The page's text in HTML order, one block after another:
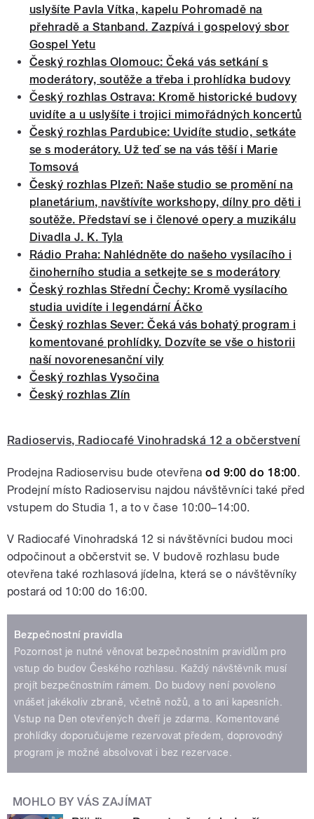
uslyšíte Pavla Vítka, kapelu Pohromadě na
přehradě a Stanband. Zazpívá i gospelový sbor
Gospel Yetu
Český rozhlas Olomouc: Čeká vás setkání s
moderátory, soutěže a třeba i prohlídka budovy
Český rozhlas Ostrava: Kromě historické budovy
uvidíte a u uslyšíte i trojici mimořádných koncertů
Český rozhlas Pardubice: Uvidíte studio, setkáte
se s moderátory. Už teď se na vás těší i Marie
Tomsová
Český rozhlas Plzeň: Naše studio se promění na
planetárium, navštívíte workshopy, dílny pro děti i
soutěže. Představí se i členové opery a muzikálu
Divadla J. K. Tyla
Rádio Praha: Nahlédněte do našeho vysílacího i
činoherního studia a setkejte se s moderátory
Český rozhlas Střední Čechy: Kromě vysílacího
studia uvidíte i legendární Áčko
Český rozhlas Sever: Čeká vás bohatý program i
komentované prohlídky. Dozvíte se vše o historii
naší novorenesanční vily
Český rozhlas Vysočina
Český rozhlas Zlín
Radioservis, Radiocafé Vinohradská 12 a občerstvení
Prodejna Radioservisu bude otevřenaod 9:00 do 18:00.
Prodejní místo Radioservisu najdou návštěvníci také před
vstupem do Studia 1, a to v čase 10:00–14:00.
V Radiocafé Vinohradská 12 si návštěvníci budou moci
odpočinout a občerstvit se. V budově rozhlasu bude
otevřena také rozhlasová jídelna, která se o návštěvníky
postará od 10:00 do 16:00.
Bezpečnostní pravidla
Pozornost je nutné věnovat bezpečnostním pravidlům pro
vstup do budov Českého rozhlasu. Každý návštěvník musí
projít bezpečnostním rámem. Do budovy není povoleno
vnášet jakékoliv zbraně, včetně nožů, a to ani kapesních.
Vstup na Den otevřených dveří je zdarma. Komentované
prohlídky doporučujeme rezervovat předem, doprovodný
program je možné absolvovat i bez rezervace.
MOHLO BY VÁS ZAJÍMAT